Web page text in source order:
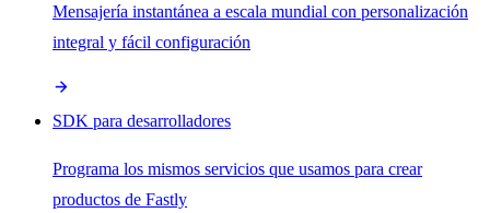
Mensajería instantánea a escala mundial con personalización
integral y fácil configuración
SDK para desarrolladores
Programa los mismos servicios que usamos para crear
productos de Fastly